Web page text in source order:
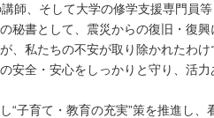
師、そして大学の修学支援専門員
秘書として、震災からの復旧・復興
、私たちの不安が取り除かれたわけ
安全・安心をしっかりと守り、活
“子育て・教育の充実”策を推進し、